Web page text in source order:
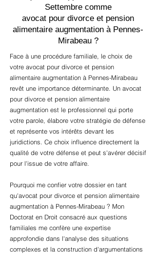
Settembre comme
avocat pour divorce et pension
alimentaire augmentation à Pennes-
Mirabeau ?
Face à une procédure familiale, le choix de
votre avocat pour divorce et pension
alimentaire augmentation à Pennes-Mirabeau
revêt une importance déterminante. Un avocat
pour divorce et pension alimentaire
augmentation est le professionnel qui porte
votre parole, élabore votre stratégie de défense
et représente vos intérêts devant les
juridictions. Ce choix influence directement la
qualité de votre défense et peut s'avérer décisif
pour l'issue de votre affaire.
Pourquoi me confier votre dossier en tant
qu'avocat pour divorce et pension alimentaire
augmentation à Pennes-Mirabeau ? Mon
Doctorat en Droit consacré aux questions
familiales me confère une expertise
approfondie dans l'analyse des situations
complexes et la construction d'argumentations